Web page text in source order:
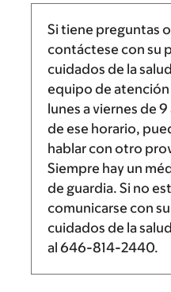
Si tiene preguntas
contáctese con su
cuidados de la
equipo de
lunes a viernes de 9
de ese horario,
hablar con otro
Siempre hay un
de guardia. Si no
comunicarse con
cuidados de la
al 646-814-2440.